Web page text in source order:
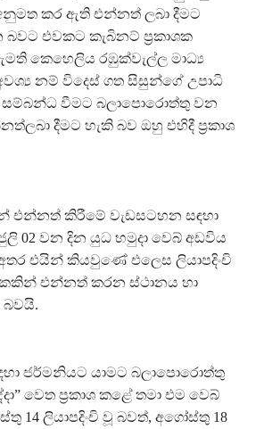
කර ඇති එන්නත් ලබා දීමට
එවකට කැබිනට් ප්‍රකාශක
කෙහෙලිය රඹුක්වැල්ල මාධ්‍ය
නම් විදෙස් ගත සිසුන්ගේ උපාධි
සම්බන්ධ වීමට බලාපොරොත්තු වන
දීමට හැකි බව ඔහු එහිදී ප්‍රකාශ
එන්නත් කිරීමේ වැඩසටහන සඳහා
02 වන දින යුධ හමුදා වෙබ් අඩවිය
එයින් කියවුණේ එලෙස ලියාපදිංචි
එන්නත් කරන ස්ථානය හා
බවයි.
ජර්මනියට යාමට බලාපොරොත්තු
වෙත ප්‍රකාශ කළේ තමා එම වෙබ්
14 ලියාපදිංචි වූ බවත්, අගෝස්තු 18